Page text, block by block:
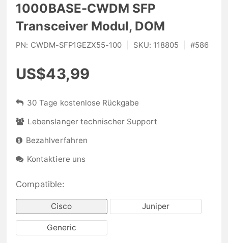
1000BASE-CWDM SFP
Transceiver Modul, DOM
PN: CWDM-SFP1GEZX55-100 SKU: 118805 #586
US$43,99
30 Tage kostenlose Rückgabe
Lebenslanger technischer Support
Bezahlverfahren
Kontaktiere uns
Compatible:
Cisco Juniper
Generic